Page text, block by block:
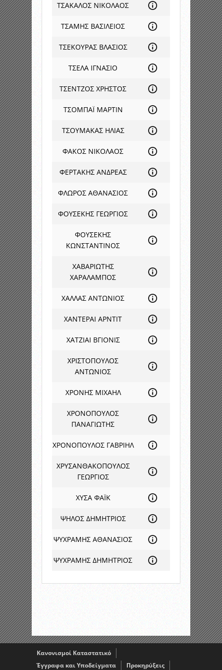
ΤΣΑΚΑΛΟΣ ΝΙΚΟΛΑΟΣ
ΤΣΑΜΗΣ ΒΑΣΙΛΕΙΟΣ
ΤΣΕΚΟΥΡΑΣ ΒΛΑΣΙΟΣ
ΤΣΕΛΑ ΙΓΝΑΣΙΟ
ΤΣΕΝΤΖΟΣ ΧΡΗΣΤΟΣ
ΤΣΟΜΠΑΪ ΜΑΡΤΙΝ
ΤΣΟΥΜΑΚΑΣ ΗΛΙΑΣ
ΦΑΚΟΣ ΝΙΚΟΛΑΟΣ
ΦΕΡΤΑΚΗΣ ΑΝΔΡΕΑΣ
ΦΛΩΡΟΣ ΑΘΑΝΑΣΙΟΣ
ΦΟΥΣΕΚΗΣ ΓΕΩΡΓΙΟΣ
ΦΟΥΣΕΚΗΣ
ΚΩΝΣΤΑΝΤΙΝΟΣ
ΧΑΒΑΡΙΩΤΗΣ
ΧΑΡΑΛΑΜΠΟΣ
ΧΑΛΛΑΣ ΑΝΤΩΝΙΟΣ
ΧΑΝΤΕΡΑΙ ΑΡΝΤΙΤ
ΧΑΤΖΙΑΙ ΒΓΙΟΝΙΣ
ΧΡΙΣΤΟΠΟΥΛΟΣ
ΑΝΤΩΝΙΟΣ
ΧΡΟΝΗΣ ΜΙΧΑΗΛ
ΧΡΟΝΟΠΟΥΛΟΣ
ΠΑΝΑΓΙΩΤΗΣ
ΧΡΟΝΟΠΟΥΛΟΣ ΓΑΒΡΙΗΛ
ΧΡΥΣΑΝΘΑΚΟΠΟΥΛΟΣ
ΓΕΩΡΓΙΟΣ
ΧΥΣΑ ΦΑΪΚ
ΨΗΛΟΣ ΔΗΜΗΤΡΙΟΣ
ΨΥΧΡΑΜΗΣ ΑΘΑΝΑΣΙΟΣ
ΨΥΧΡΑΜΗΣ ΔΗΜΗΤΡΙΟΣ
Κανονισμοί Καταστατικό
Έγγραφα και Υποδείγματα
Προκηρύξεις